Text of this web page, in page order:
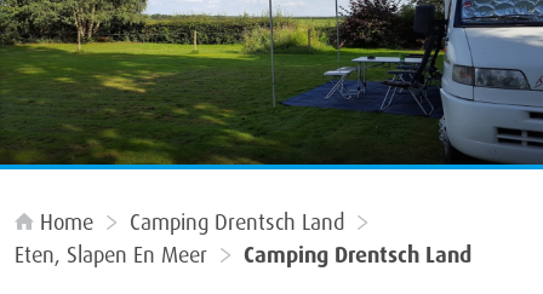
Home
Camping Drentsch Land
Eten, Slapen En Meer
Camping Drentsch Land